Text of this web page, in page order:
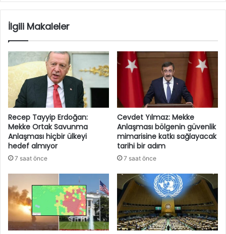
İlgili Makaleler
Recep Tayyip Erdoğan:
Mekke Ortak Savunma
Anlaşması hiçbir ülkeyi
hedef almıyor
7 saat önce
Cevdet Yılmaz: Mekke
Anlaşması bölgenin güvenlik
mimarisine katkı sağlayacak
tarihi bir adım
7 saat önce